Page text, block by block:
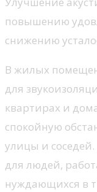
повышению
снижению
В жилых
для
квартирах и
спокойную
улицы и
для людей,
нуждающихся в